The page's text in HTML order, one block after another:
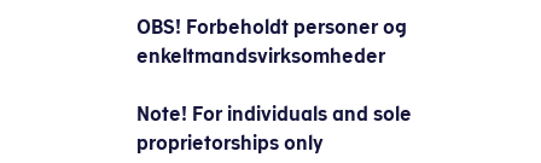
OBS! Forbeholdt personer og
enkeltmandsvirksomheder
Note! For individuals and sole
proprietorships only